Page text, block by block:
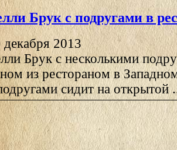
Брук с подругами в
декабря 2013
Брук с несколькими
из рестораном в
сидит на открытой